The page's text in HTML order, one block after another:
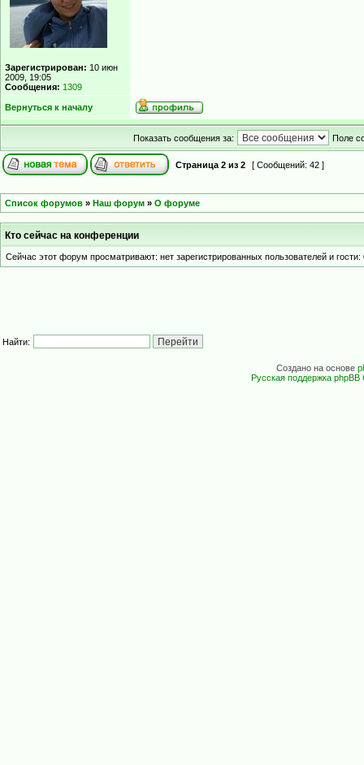
Зарегистрирован: 10 июн
2009, 19:05
Сообщения: 1309
Вернуться к началу
Показать сообщения за: Поле
Страница 2 из 2 [ Сообщений: 42 ]
Список форумов » Наш форум » О форуме
Кто сейчас на конференции
Сейчас этот форум просматривают: нет зарегистрированных пользователей и гости:
Найти:
Создано на основе
Русская поддержка phpBB